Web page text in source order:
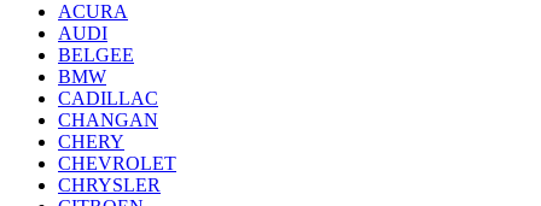
ACURA
AUDI
BELGEE
BMW
CADILLAC
CHANGAN
CHERY
CHEVROLET
CHRYSLER